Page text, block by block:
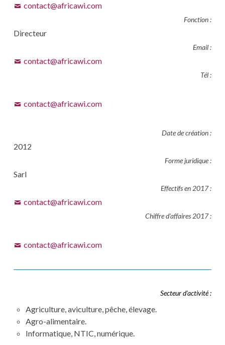
contact@africawi.com
Fonction :
Directeur
Email :
contact@africawi.com
Tél :
contact@africawi.com
Date de création :
2012
Forme juridique :
Sarl
Effectifs en 2017 :
contact@africawi.com
Chiffre d'affaires 2017 :
contact@africawi.com
Secteur d'activité :
Agriculture, aviculture, pêche, élevage.
Agro-alimentaire.
Informatique, NTIC, numérique.